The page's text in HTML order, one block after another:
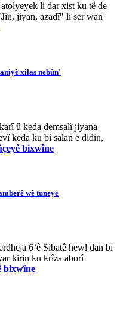
li dar xist ku tê de
jiyan, azadî" li ser wan
xilas nebûn'
û keda demsalî jiyana
keda ku bi salan e didin,
bixwîne
wê tuneye
6’ê Sibatê hewl dan bi
kirin ku krîza aborî
bixwîne